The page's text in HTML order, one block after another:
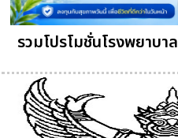
รวมโปรโมชั่นโรงพยาบ